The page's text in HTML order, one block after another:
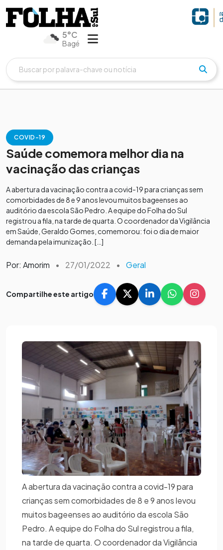
5°C
Bagé
COVID-19
Saúde comemora melhor dia na
vacinação das crianças
A abertura da vacinação contra a covid-19 para crianças sem
comorbidades de 8 e 9 anos levou muitos bageenses ao
auditório da escola São Pedro. A equipe do Folha do Sul
registrou a fila, na tarde de quarta. O coordenador da Vigilância
em Saúde, Geraldo Gomes, comemorou: foi o dia de maior
demanda pela imunização. […]
Por: Amorim • 27/01/2022 • Geral
Compartilhe este artigo
A abertura da vacinação contra a covid-19 para
crianças sem comorbidades de 8 e 9 anos levou
muitos bageenses ao auditório da escola São
Pedro. A equipe do Folha do Sul registrou a fila,
na tarde de quarta. O coordenador da Vigilância